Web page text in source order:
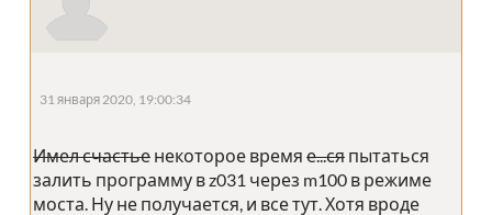
31 января 2020, 19:00:34
Имел счастье некоторое время е...ся пытаться
залить программу в z031 через m100 в режиме
моста. Ну не получается, и все тут. Хотя вроде